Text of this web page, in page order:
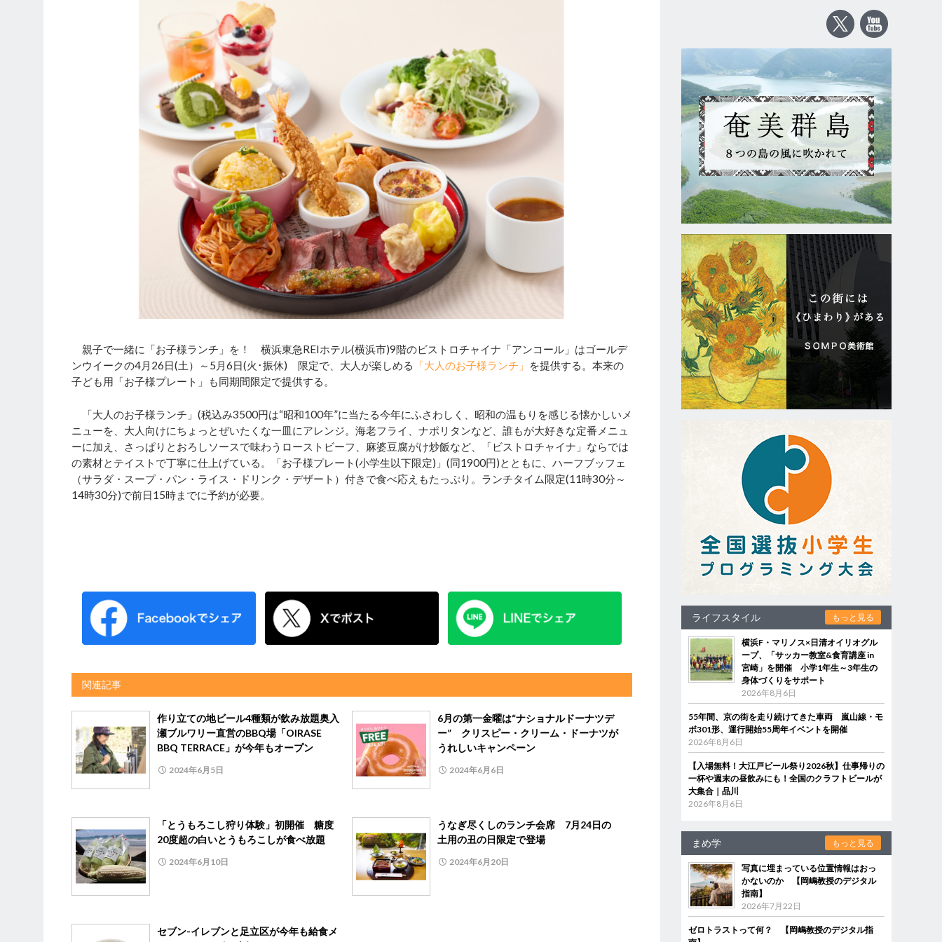
親子で一緒に「お子様ランチ」を！ 横浜東急REIホテル(横浜市)9階のビストロチャイナ「アンコール」はゴールデ
ンウイークの4月26日(土）～5月6日(火･振休) 限定で、大人が楽しめる
「大人のお子様ランチ」
を提供する。本来の
子ども用「お子様プレート」も同期間限定で提供する。
「大人のお子様ランチ」(税込み3500円は“昭和100年”に当たる今年にふさわしく、昭和の温もりを感じる懐かしいメ
ニューを、大人向けにちょっとぜいたくな一皿にアレンジ。海老フライ、ナポリタンなど、誰もが大好きな定番メニュ
ーに加え、さっぱりとおろしソースで味わうローストビーフ、麻婆豆腐がけ炒飯など、「ビストロチャイナ」ならでは
の素材とテイストで丁寧に仕上げている。「お子様プレート(小学生以下限定)」(同1900円)とともに、ハーフブッフェ
（サラダ・スープ・パン・ライス・ドリンク・デザート）付きで食べ応えもたっぷり。ランチタイム限定(11時30分～
14時30分)で前日15時までに予約が必要。
関連記事
作り立ての地ビール4種類が飲み放題奥入
瀬ブルワリー直営のBBQ場「OIRASE
BBQ TERRACE」が今年もオープン
2024年6月5日
6月の第一金曜は“ナショナルドーナツデ
ー” クリスピー・クリーム・ドーナツが
うれしいキャンペーン
2024年6月6日
「とうもろこし狩り体験」初開催 糖度
20度超の白いとうもろこしが食べ放題
2024年6月10日
うなぎ尽くしのランチ会席 7月24日の
土用の丑の日限定で登場
2024年6月20日
セブン-イレブンと足立区が今年も給食メ
ライフスタイル もっと見る
横浜F・マリノス×日清オイリオグル
ープ、「サッカー教室&食育講座 in
宮崎」を開催 小学1年生～3年生の
身体づくりをサポート
2026年8月6日
55年間、京の街を走り続けてきた車両 嵐山線・モ
ボ301形、運行開始55周年イベントを開催
2026年8月6日
【入場無料！大江戸ビール祭り2026秋】仕事帰りの
一杯や週末の昼飲みにも！全国のクラフトビールが
大集合｜品川
2026年8月6日
まめ学 もっと見る
写真に埋まっている位置情報はおっ
かないのか 【岡嶋教授のデジタル
指南】
2026年7月22日
ゼロトラストって何？ 【岡嶋教授のデジタル指